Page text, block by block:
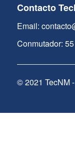
Contacto
Email:
Conmutador:
© 2021 TecNM